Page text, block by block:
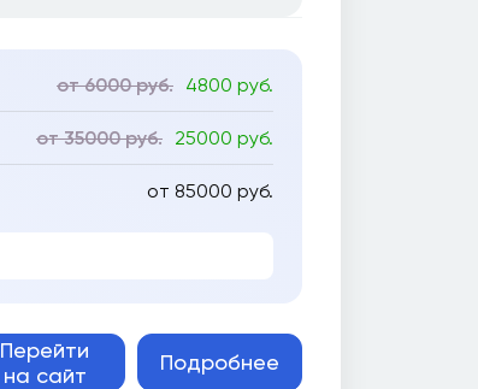
от 6000 руб. 4800 руб.
от 35000 руб. 25000 руб.
от 85000 руб.
Перейти
на сайт
Подробнее